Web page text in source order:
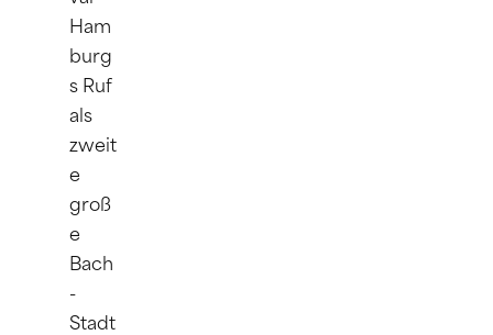
Ham
burg
s Ruf
als
zweit
e
groß
e
Bach
-
Stadt